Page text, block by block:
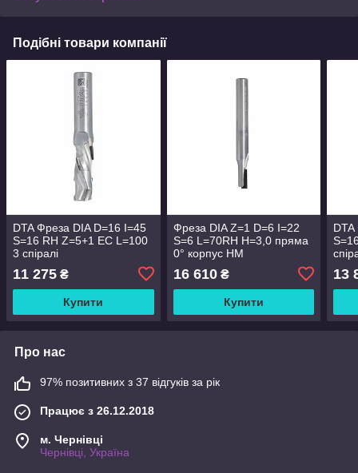
Подібні товари компанії
DTA Фреза DIA D=16 I=45
S=16 RH Z=5+1 EC L=100
3 спіралі
11 275 ₴
Купити
Фреза DIA Z=1 D=6 I=22
S=6 L=70RH H=3,0 пряма
0° корпус HM
16 610₴
Купити
13
Про нас
97% позитивних з 37 відгуків за рік
Працює з 26.12.2018
м. Чернівці
Чернівці, Україна